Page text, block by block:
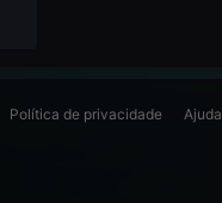
Política de privacidade Ajuda